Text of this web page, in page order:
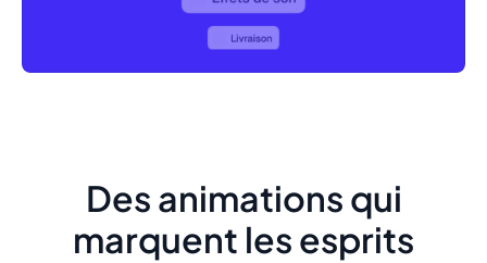
Des animations qui
marquent les esprits